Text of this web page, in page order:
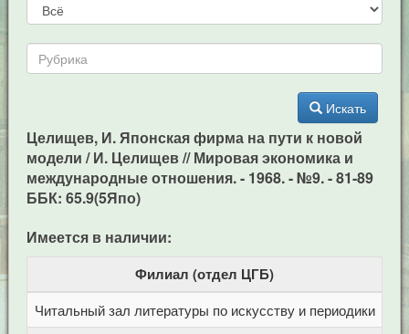
Искать
Целищев, И. Японская фирма на пути к новой
модели / И. Целищев // Мировая экономика и
международные отношения. - 1968. - №9. - 81-89
ББК: 65.9(5Япо)
Имеется в наличии:
Филиал (отдел ЦГБ)
Читальный зал литературы по искусству и периодики